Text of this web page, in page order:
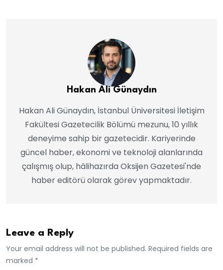
Hakan Ali Günaydın
Hakan Ali Günaydın, İstanbul Üniversitesi İletişim
Fakültesi Gazetecilik Bölümü mezunu, 10 yıllık
deneyime sahip bir gazetecidir. Kariyerinde
güncel haber, ekonomi ve teknoloji alanlarında
çalışmış olup, hâlihazırda Oksijen Gazetesi'nde
haber editörü olarak görev yapmaktadır.
Leave a Reply
Your email address will not be published. Required fields are
marked *